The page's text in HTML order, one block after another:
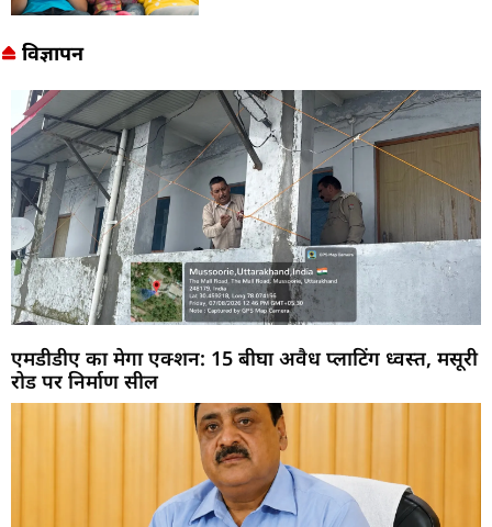
विज्ञापन
एमडीडीए का मेगा एक्शन: 15 बीघा अवैध प्लाटिंग ध्वस्त, मसूरी
रोड पर निर्माण सील